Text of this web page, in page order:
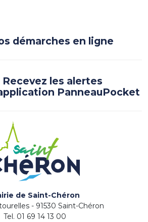
démarches en ligne
Recevez les alertes
PanneauPocket
de Saint-Chéron
- 91530 Saint-Chéron
Tel. 01 69 14 13 00